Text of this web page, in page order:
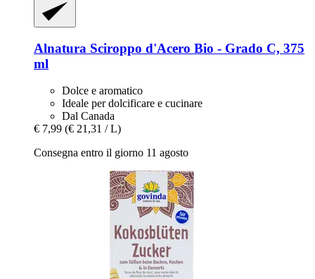
Alnatura Sciroppo d'Acero Bio -​ Grado C, 375
ml
Dolce e aromatico
Ideale per dolcificare e cucinare
Dal Canada
€ 7,99 (€ 21,31 / L)
Consegna entro il giorno 11 agosto